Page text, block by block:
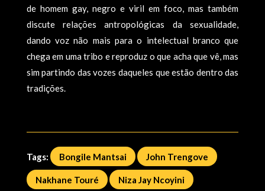
de homem gay, negro e viril em foco, mas também
discute relações antropológicas da sexualidade,
dando voz não mais para o intelectual branco que
chega em uma tribo e reproduz o que acha que vê, mas
sim partindo das vozes daqueles que estão dentro das
tradições.
Tags: Bongile Mantsai John Trengove
Nakhane Touré Niza Jay Ncoyini